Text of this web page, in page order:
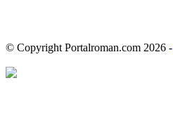
© Copyright Portalroman.com 2026 -